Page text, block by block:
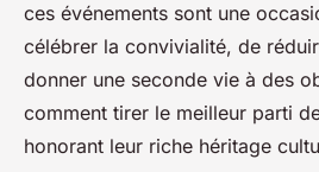
ces événements sont une
célébrer la convivialité, de
donner une seconde vie à des
comment tirer le meilleur parti
honorant leur riche héritage